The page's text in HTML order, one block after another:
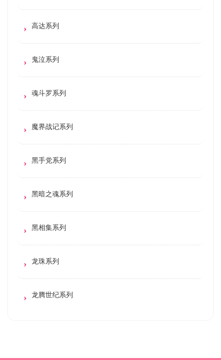
高达系列
鬼泣系列
魂斗罗系列
魔界战记系列
黑手党系列
黑暗之魂系列
黑相集系列
龙珠系列
龙腾世纪系列